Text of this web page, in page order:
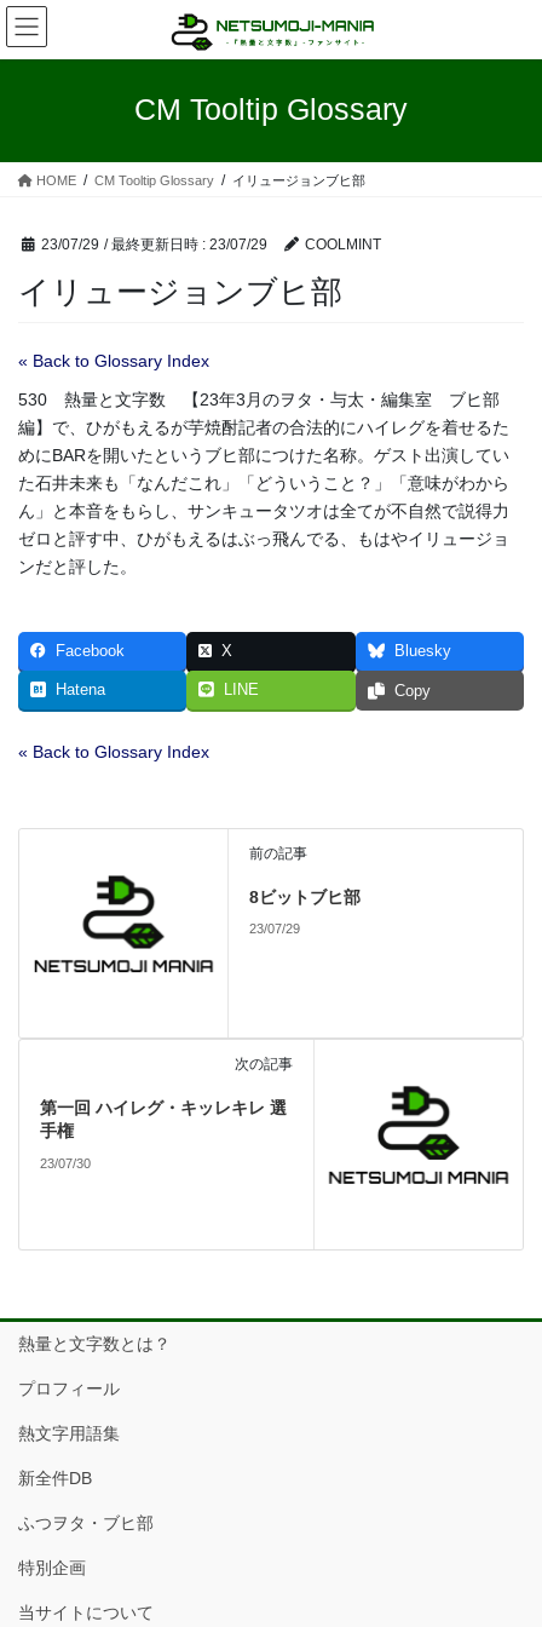
コ
ン
テ
ス
ナ
ビ
ゲ
ン
CM Tooltip Glossary
HOME CM Tooltip Glossary イリュージョンブヒ部
23/07/29 / 最終更新日時 : 23/07/29 COOLMINT
イリュージョンブヒ部
« Back to Glossary Index
530 熱量と文字数 【23年3月のヲタ・与太・編集室 ブヒ部
編】で、ひがもえるが芋焼酎記者の合法的にハイレグを着せるた
めにBARを開いたというブヒ部につけた名称。ゲスト出演してい
た石井未来も「なんだこれ」「どういうこと？」「意味がわから
ん」と本音をもらし、サンキュータツオは全てが不自然で説得力
ゼロと評す中、ひがもえるはぶっ飛んでる、もはやイリュージョ
ンだと評した。
Facebook X Bluesky
Hatena LINE Copy
« Back to Glossary Index
前の記事
8ビットブヒ部
23/07/29
次の記事
第一回 ハイレグ・キッレキレ 選
手権
23/07/30
熱量と文字数とは？
プロフィール
熱文字用語集
新全件DB
ふつヲタ・ブヒ部
特別企画
当サイトについて